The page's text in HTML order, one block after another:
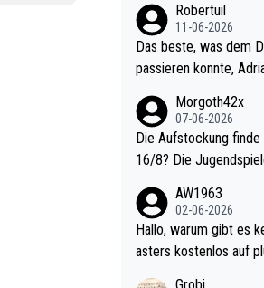
Robertuil
11-06-2026
Das beste, was dem
passieren konnte,
Morgoth42x
07-06-2026
Die Aufstockung
16/8? Die Jugendspiele waren letztes Jahr durchaus sehr kur
l. Allerdings ist Mitchell Lawrie als Nummer 1 der Welt eh quali
fiziert. Somit ändert
eisters erstmal nichts. Ich denke sie wollen damit für nächste
AW1963
02-06-2026
Hallo, warum gibt es keinen Hinweis, dass die Nordic Darts M
asters kostenlos auf